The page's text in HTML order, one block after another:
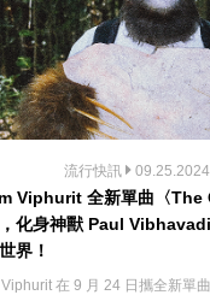
流行快訊 09.25.2024
Viphurit 全新單曲〈The
化身神獸 Paul
界！
在 9 月 24 日攜全新單